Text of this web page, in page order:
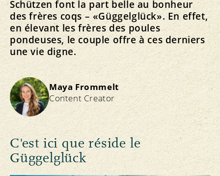
Schützen font la part belle au bonheur
des frères coqs – «Güggelglück». En effet,
en élevant les frères des poules
pondeuses, le couple offre à ces derniers
une vie digne.
Maya Frommelt
Content Creator
C'est ici que réside le
Güggelglück